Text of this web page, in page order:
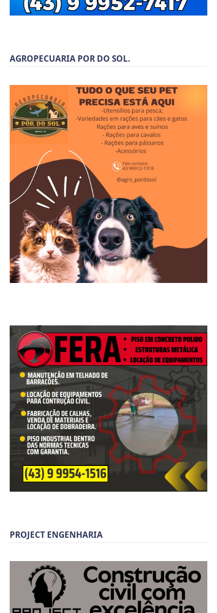
AGROPECUARIA POR DO SOL.
PROJECT ENGENHARIA